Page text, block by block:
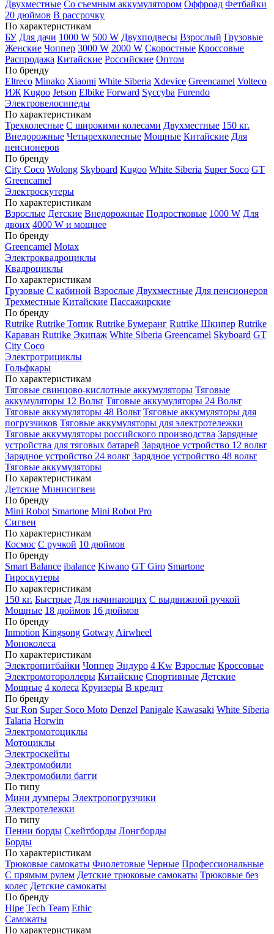
Двухместные Со съемным аккумулятором Оффроад Фетбайки
20 дюймов В рассрочку
По характеристикам
БУ Для дачи 1000 W 500 W Двухподвесы Взрослый Грузовые
Женские Чоппер 3000 W 2000 W Скоростные Кроссовые
Распродажа Китайские Российские Оптом
По бренду
Eltreco Minako Xiaomi White Siberia Xdevice Greencamel Volteco
ИЖ Kugoo Jetson Elbike Forward Syccyba Furendo
Электровелосипеды
По характеристикам
Трехколесные С широкими колесами Двухместные 150 кг.
Внедорожные Четырехколесные Мощные Китайские Для
пенсионеров
По бренду
City Coco Wolong Skyboard Kugoo White Siberia Super Soco GT
Greencamel
Электроскутеры
По характеристикам
Взрослые Детские Внедорожные Подростковые 1000 W Для
двоих 4000 W и мощнее
По бренду
Greencamel Motax
Электроквадроциклы
Квадроциклы
По характеристикам
Грузовые С кабиной Взрослые Двухместные Для пенсионеров
Трехместные Китайские Пассажирские
По бренду
Rutrike Rutrike Топик Rutrike Бумеранг Rutrike Шкипер Rutrike
Караван Rutrike Экипаж White Siberia Greencamel Skyboard GT
City Coco
Электротрициклы
Гольфкары
По характеристикам
Тяговые свинцово-кислотные аккумуляторы Тяговые
аккумуляторы 12 Вольт Тяговые аккумуляторы 24 Вольт
Тяговые аккумуляторы 48 Вольт Тяговые аккумуляторы для
погрузчиков Тяговые аккумуляторы для электротележки
Тяговые аккумуляторы российского производства Зарядные
устройства для тяговых батарей Зарядное устройство 12 вольт
Зарядное устройство 24 вольт Зарядное устройство 48 вольт
Тяговые аккумуляторы
По характеристикам
Детские Минисигвеи
По бренду
Mini Robot Smartone Mini Robot Pro
Сигвеи
По характеристикам
Космос С ручкой 10 дюймов
По бренду
Smart Balance ibalance Kiwano GT Giro Smartone
Гироскутеры
По характеристикам
150 кг. Быстрые Для начинающих С выдвижной ручкой
Мощные 18 дюймов 16 дюймов
По бренду
Inmotion Kingsong Gotway Airwheel
Моноколеса
По характеристикам
Электропитбайки Чоппер Эндуро 4 Kw Взрослые Кроссовые
Электромотороллеры Китайские Спортивные Детские
Мощные 4 колеса Круизеры В кредит
По бренду
Sur Ron Super Soco Moto Denzel Panigale Kawasaki White Siberia
Talaria Horwin
Электромотоциклы
Мотоциклы
Электроскейты
Электромобили
Электромобили багги
По типу
Мини думперы Электропогрузчики
Электротележки
По типу
Пенни борды Скейтборды Лонгборды
Борды
По характеристикам
Трюковые самокаты Фиолетовые Черные Профессиональные
С прямым рулем Детские трюковые самокаты Трюковые без
колес Детские самокаты
По бренду
Hipe Tech Team Ethic
Самокаты
По характеристикам